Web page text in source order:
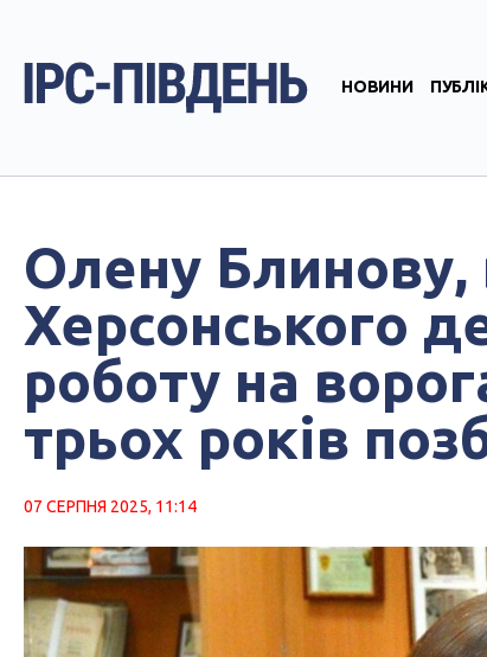
НОВИНИ
Олену Блинову,
Херсонського
роботу на
трьох років
07 СЕРПНЯ 2025, 11:14